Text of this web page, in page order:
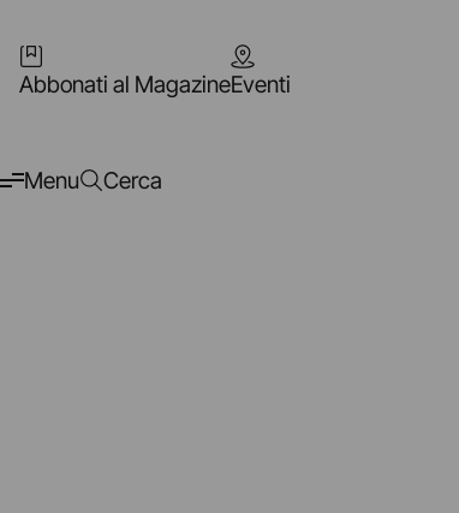
Abbonati al MagazineEventi
Menu Cerca